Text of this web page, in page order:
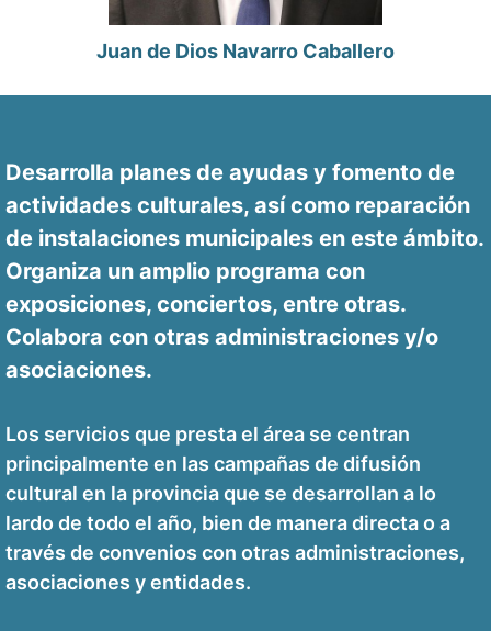
Juan de Dios Navarro Caballero
Desarrolla planes de ayudas y fomento de
actividades culturales, así como reparación
de instalaciones municipales en este ámbito.
Organiza un amplio programa con
exposiciones, conciertos, entre otras.
Colabora con otras administraciones y/o
asociaciones.
Los servicios que presta el área se centran
principalmente en las campañas de difusión
cultural en la provincia que se desarrollan a lo
lardo de todo el año, bien de manera directa o a
través de convenios con otras administraciones,
asociaciones y entidades.